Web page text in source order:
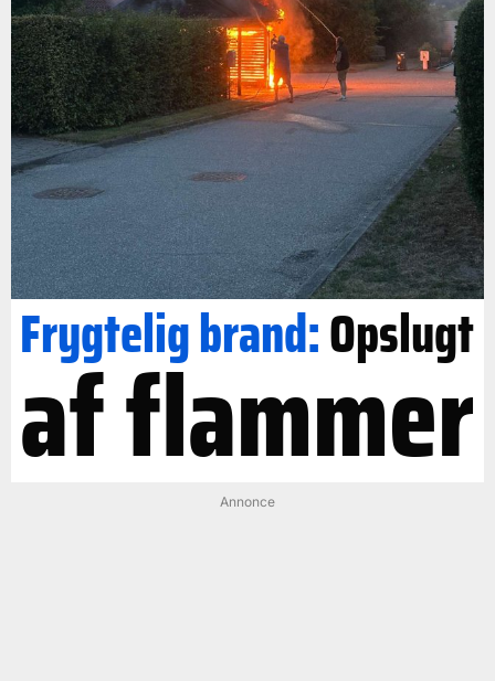
Frygtelig brand:Opslugt
af flammer
Annonce